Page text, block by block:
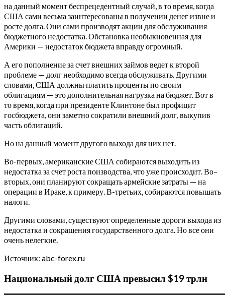
на данный момент беспрецедентный случай, в то время, когда
США сами весьма заинтересованы в получении денег извне и
росте долга. Они сами производят акции для обслуживания
бюджетного недостатка. Обстановка необыкновенная для
Америки — недостаток бюджета вправду огромный.
А его пополнение за счет внешних займов ведет к второй
проблеме — долг необходимо всегда обслуживать. Другими
словами, США должны платить проценты по своим
облигациям — это дополнительная нагрузка на бюджет. Вот в
то время, когда при президенте Клинтоне был профицит
госбюджета, они заметно сократили внешний долг, выкупив
часть облигаций.
Но на данный момент другого выхода для них нет.
Во-первых, американские США собираются выходить из
недостатка за счет роста поизводства, что уже происходит. Во–
вторых, они планируют сокращать армейские затраты — на
операции в Ираке, к примеру. В-третьих, собираются повышать
налоги.
Другими словами, существуют определенные дороги выхода из
недостатка и сокращения государственного долга. Но все они
очень нелегкие.
Источник: abc-forex.ru
Национальный долг США превысил $19 трлн